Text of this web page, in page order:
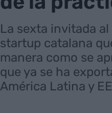
La sexta invitada
startup catalana
manera como se
que ya se ha
América Latina y